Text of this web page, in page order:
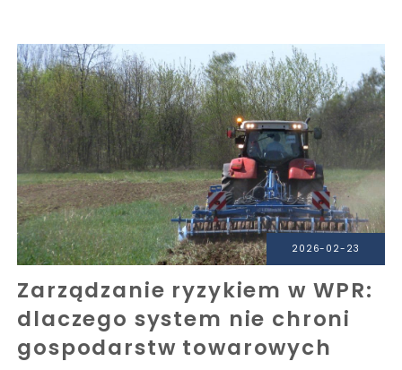
2026-02-23
Zarządzanie ryzykiem w WPR:
dlaczego system nie chroni
gospodarstw towarowych